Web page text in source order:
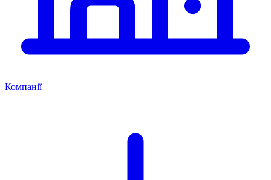
Компанії